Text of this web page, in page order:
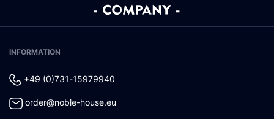
INFORMATION
+49 (0)731-15979940
order@noble-house.eu